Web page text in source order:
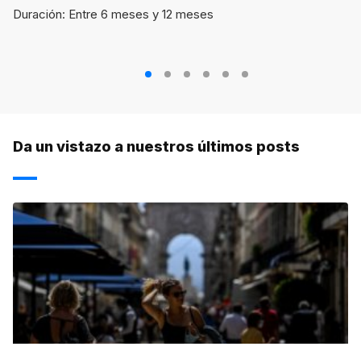
Duración: Entre 6 meses y 12 meses
3 4 5 6
Da un vistazo a nuestros últimos posts